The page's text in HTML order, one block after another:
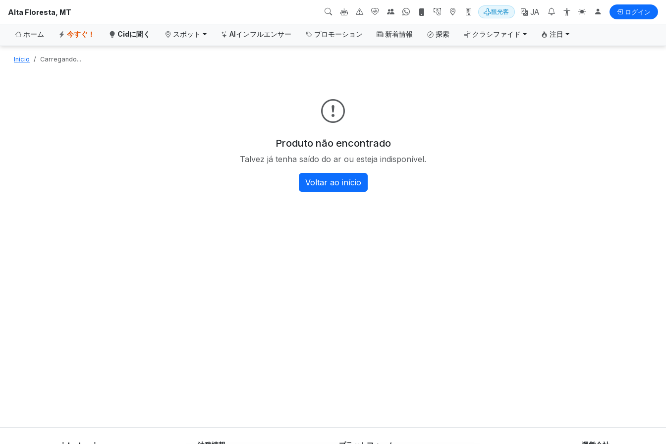
Alta Floresta, MT 観光客 JA ログイン
ホーム 今すぐ！ Cidに聞く スポット AIインフルエンサー プロモーション 新着情報 探索 クラシファイド 注目
Início Carregando...
Produto não encontrado
Talvez já tenha saído do ar ou esteja indisponível.
Voltar ao início